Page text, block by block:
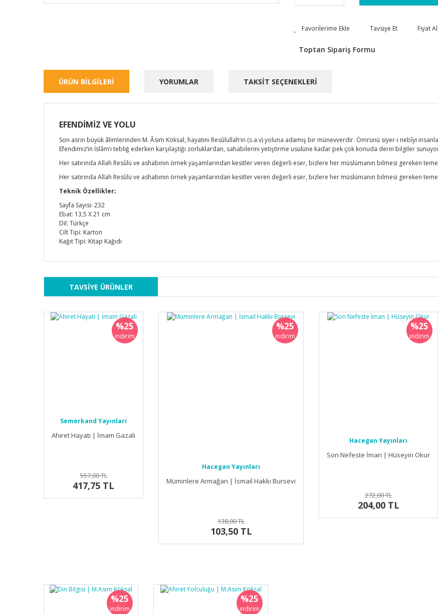
Tavsiye Et Fiyat
Toptan Sipariş Formu
ÜRÜN BİLGİLERİ YORUMLAR TAKSİT SEÇENEKLERİ
EFENDİMİZ VE YOLU
Son asrın büyük âlimlerinden M. Âsım Köksal, hayatını Resûlullah’ın (s.a.v) yoluna adamış bir münevverdir. Ömrünü siyer-i nebîyi
Efendimiz’in İslâm’ı tebliğ ederken karşılaştığı zorluklardan, sahabilerini yetiştirme usulüne kadar pek çok konuda derin bilgiler
Her satırında Allah Resûlü ve ashabının örnek yaşamlarından kesitler veren değerli eser, bizlere her müslümanın bilmesi gereken
Her satırında Allah Resûlü ve ashabının örnek yaşamlarından kesitler veren değerli eser, bizlere her müslümanın bilmesi gereken
Teknik Özellikler;
Sayfa Sayısı: 232
Ebat: 13,5 X 21 cm
Dil: Türkçe
Cilt Tipi: Karton
Kağıt Tipi: Kitap Kağıdı
Bu ürüne ilk yorumu siz yapın!
TAVSİYE ÜRÜNLER
%25
indirim
Semerkand Yayınları
Ahiret Hayatı | İmam Gazali
557,00 TL
417,75 TL
%25
indirim
Hacegan Yayınları
Müminlere Armağan | İsmail Hakkı Bursevi
138,00 TL
103,50 TL
%25
indirim
Hacegan Yayınları
Son Nefeste İman | Hüseyin Okur
272,00 TL
204,00 TL
%25
indirim
%25
indirim